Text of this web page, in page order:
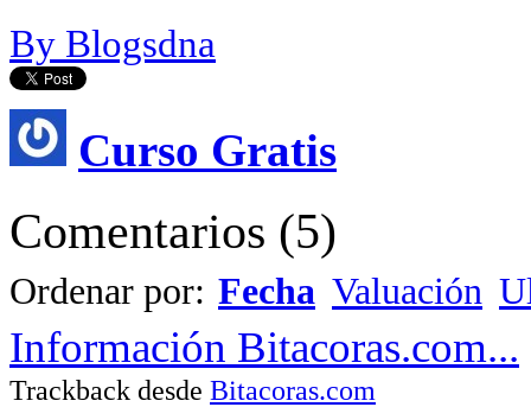
By Blogsdna
Curso Gratis
Comentarios (5)
Ordenar por: Fecha Valuación
Información Bitacoras.com...
Trackback desde Bitacoras.com